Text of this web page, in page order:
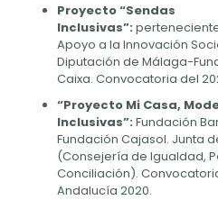
Proyecto “Sendas
Inclusivas”:
Apoyo a la Innovación
Diputación de Málaga-
Caixa. Convocatoria del
“Proyecto Mi Casa,
Inclusivas”: Fundación
Fundación Cajasol. Junta
(Consejería de Igualdad,
Conciliación).
Andalucía 2020.